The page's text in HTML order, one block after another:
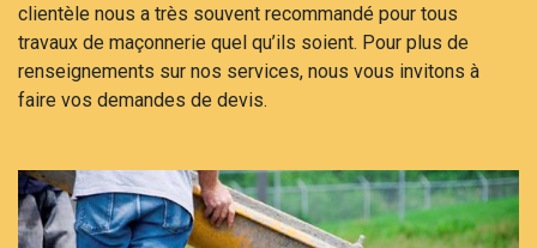
clientèle nous a très souvent recommandé pour tous
travaux de maçonnerie quel qu’ils soient. Pour plus de
renseignements sur nos services, nous vous invitons à
faire vos demandes de devis.